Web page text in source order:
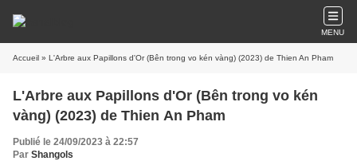
MENU
Accueil » L'Arbre aux Papillons d'Or (Bên trong vo kén vàng) (2023) de Thien An Pham
L'Arbre aux Papillons d'Or (Bên trong vo kén
vàng) (2023) de Thien An Pham
Publié le 24/09/2023 à 22:57
Par Shangols